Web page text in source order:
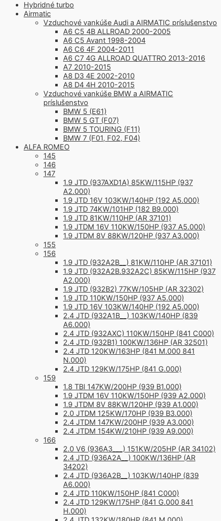
Hybridné turbo
Airmatic
Vzduchové vankúše Audi a AIRMATIC príslušenstvo
A6 C5 4B ALLROAD 2000-2005
A6 C5 Avant 1998-2004
A6 C6 4F 2004-2011
A6 C7 4G ALLROAD QUATTRO 2013-2016
A7 2010-2015
A8 D3 4E 2002-2010
A8 D4 4H 2010-2015
Vzduchové vankúše BMW a AIRMATIC
príslušenstvo
BMW 5 (E61)
BMW 5 GT (F07)
BMW 5 TOURING (F11)
BMW 7 (F01, F02, F04)
ALFA ROMEO
145
146
147
1.9 JTD (937AXD1A) 85KW/115HP (937
A2.000)
1.9 JTD 16V 103KW/140HP (192 A5.000)
1.9 JTD 74KW/101HP (182 B9.000)
1.9 JTD 81KW/110HP (AR 37101)
1.9 JTDM 16V 110KW/150HP (937 A5.000)
1.9 JTDM 8V 88KW/120HP (937 A3.000)
155
156
1.9 JTD (932A2B__) 81KW/110HP (AR 37101)
1.9 JTD (932A2B.932A2C) 85KW/115HP (937
A2.000)
1.9 JTD (932B2) 77KW/105HP (AR 32302)
1.9 JTD 110KW/150HP (937 A5.000)
1.9 JTD 16V 103KW/140HP (192 A5.000)
2.4 JTD (932A1B__) 103KW/140HP (839
A6.000)
2.4 JTD (932AXC) 110KW/150HP (841 C000)
2.4 JTD (932B1) 100KW/136HP (AR 32501)
2.4 JTD 120KW/163HP (841 M.000 841
N.000)
2.4 JTD 129KW/175HP (841 G.000)
159
1.8 TBI 147KW/200HP (939 B1.000)
1.9 JTDM 16V 110KW/150HP (939 A2.000)
1.9 JTDM 8V 88KW/120HP (939 A1.000)
2.0 JTDM 125KW/170HP (939 B3.000)
2.4 JTDM 147KW/200HP (939 A3.000)
2.4 JTDM 154KW/210HP (939 A9.000)
166
2.0 V6 (936A3___) 151KW/205HP (AR 34102)
2.4 JTD (936A2A__) 100KW/136HP (AR
34202)
2.4 JTD (936A2B__) 103KW/140HP (839
A6.000)
2.4 JTD 110KW/150HP (841 C000)
2.4 JTD 129KW/175HP (841 G.000 841
H.000)